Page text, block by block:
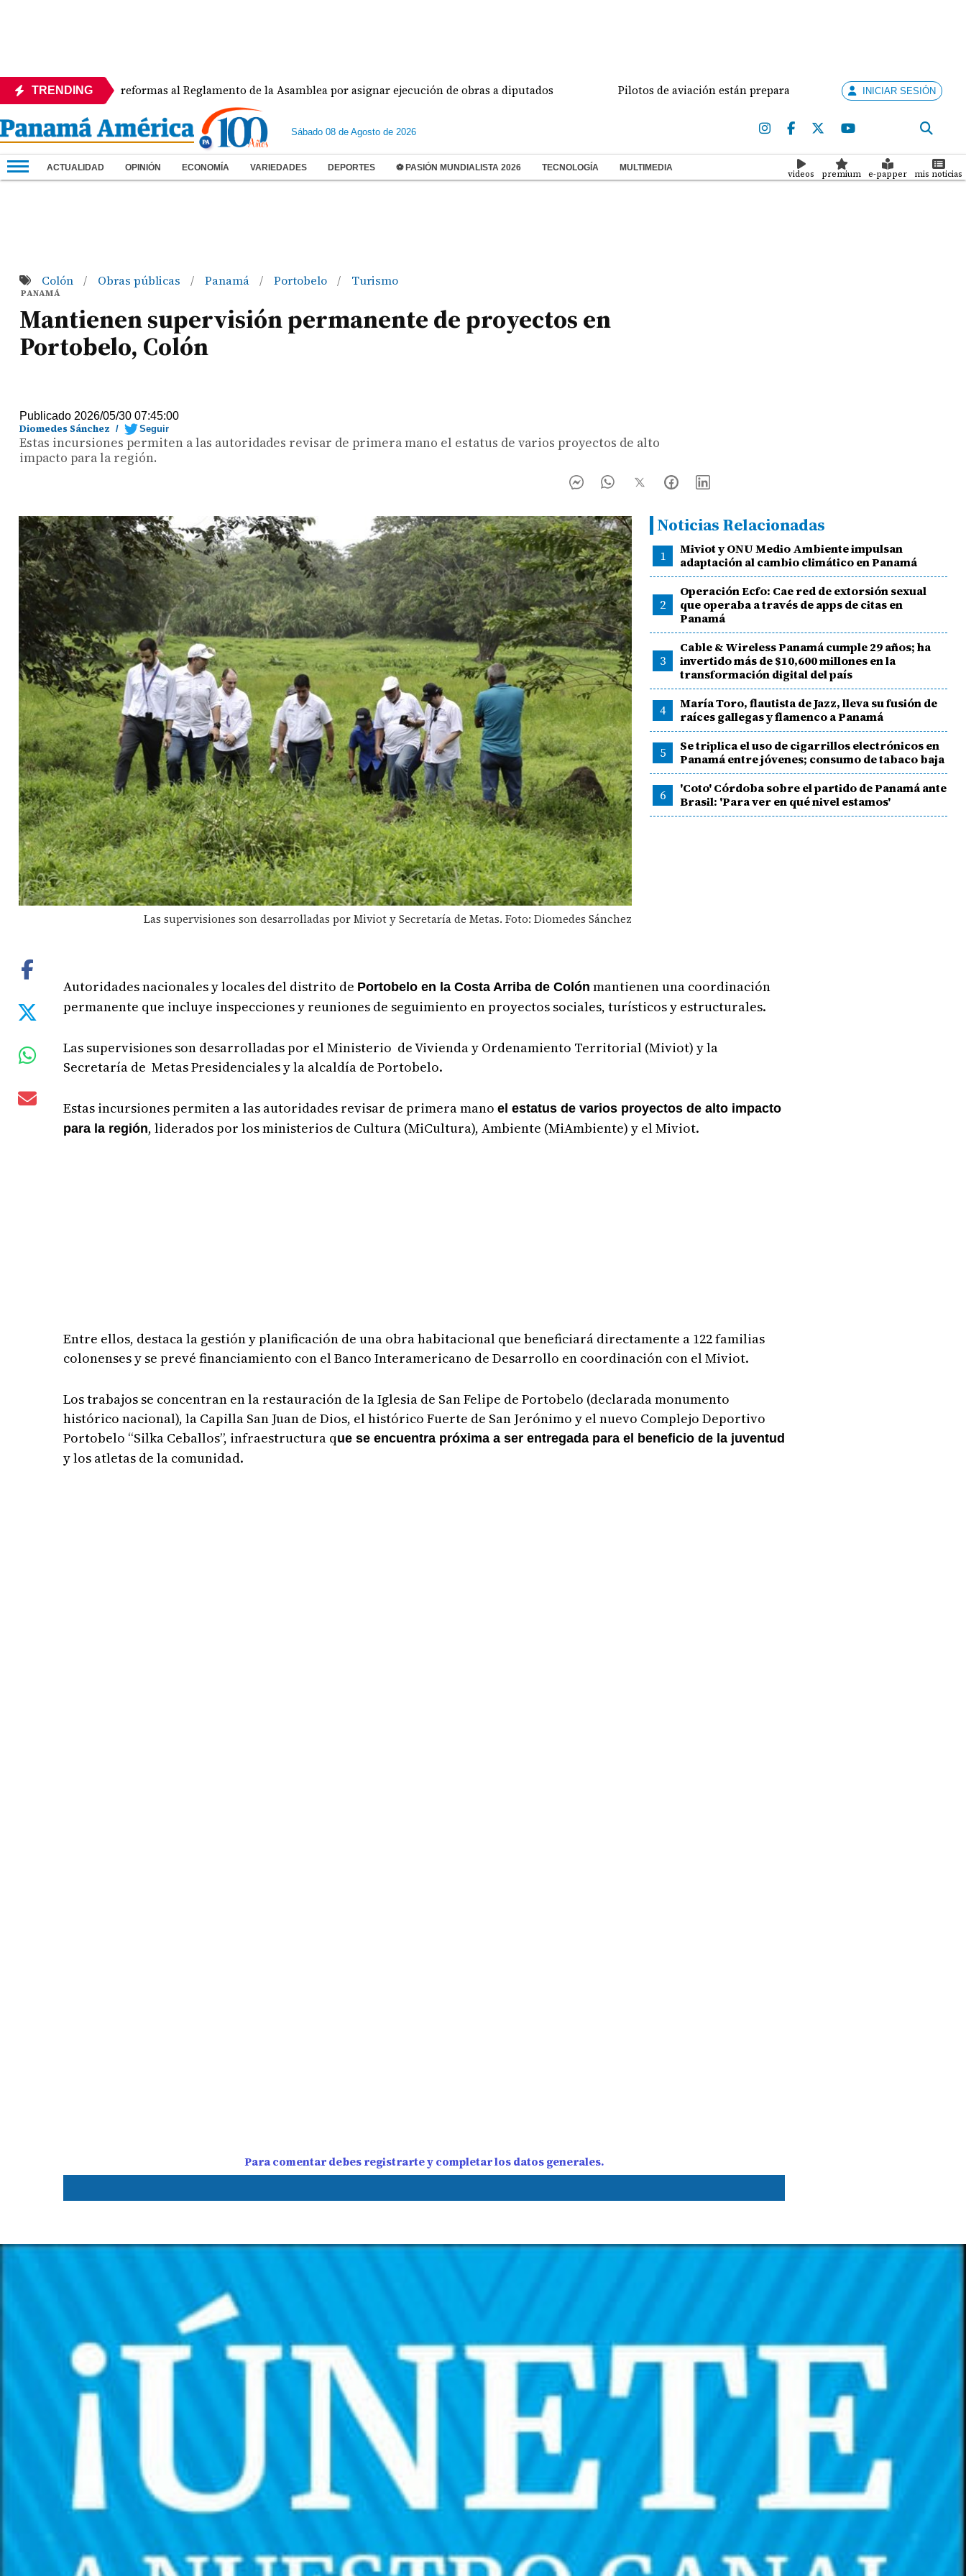
TRENDING
rechaza reformas al Reglamento de la Asamblea por asignar ejecución de obras a diputados Pilotos de aviación están preparados para ejercer la docencia INICIAR SESIÓN
Sábado 08 de Agosto de 2026
ACTUALIDAD OPINIÓN ECONOMÍA VARIEDADES DEPORTES ⚽ PASIÓN MUNDIALISTA 2026 TECNOLOGÍA MULTIMEDIA
videos premium e-papper mis noticias
Colón / Obras públicas / Panamá / Portobelo / Turismo
PANAMÁ
Mantienen supervisión permanente de proyectos en
Portobelo, Colón
Publicado 2026/05/30 07:45:00
Diomedes Sánchez / Seguir
Estas incursiones permiten a las autoridades revisar de primera mano el estatus de varios proyectos de alto
impacto para la región.
Las supervisiones son desarrolladas por Miviot y Secretaría de Metas. Foto: Diomedes Sánchez
Noticias Relacionadas
1
Miviot y ONU Medio Ambiente impulsan
adaptación al cambio climático en Panamá
2
Operación Ecfo: Cae red de extorsión sexual
que operaba a través de apps de citas en
Panamá
3
Cable & Wireless Panamá cumple 29 años; ha
invertido más de $10,600 millones en la
transformación digital del país
4
María Toro, flautista de Jazz, lleva su fusión de
raíces gallegas y flamenco a Panamá
5
Se triplica el uso de cigarrillos electrónicos en
Panamá entre jóvenes; consumo de tabaco baja
6
'Coto' Córdoba sobre el partido de Panamá ante
Brasil: 'Para ver en qué nivel estamos'
Autoridades nacionales y locales del distrito de Portobelo en la Costa Arriba de Colón mantienen una coordinación
permanente que incluye inspecciones y reuniones de seguimiento en proyectos sociales, turísticos y estructurales.
Las supervisiones son desarrolladas por el Ministerio de Vivienda y Ordenamiento Territorial (Miviot) y la
Secretaría de Metas Presidenciales y la alcaldía de Portobelo.
Estas incursiones permiten a las autoridades revisar de primera manoel estatus de varios proyectos de alto impacto
para la región, liderados por los ministerios de Cultura (MiCultura), Ambiente (MiAmbiente) y el Miviot.
Entre ellos, destaca la gestión y planificación de una obra habitacional que beneficiará directamente a 122 familias
colonenses y se prevé financiamiento con el Banco Interamericano de Desarrollo en coordinación con el Miviot.
Los trabajos se concentran en la restauración de la Iglesia de San Felipe de Portobelo (declarada monumento
histórico nacional), la Capilla San Juan de Dios, el histórico Fuerte de San Jerónimo y el nuevo Complejo Deportivo
Portobelo “Silka Ceballos”, infraestructura que se encuentra próxima a ser entregada para el beneficio de la juventud
y los atletas de la comunidad.
Para comentar debes registrarte y completar los datos generales.